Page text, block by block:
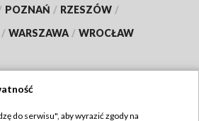
POZNAŃ / RZESZÓW /
/ WARSZAWA / WROCŁAW
do serwisu", aby wyrazić zgody na